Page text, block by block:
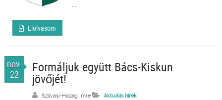
...
Elolvasom
nov.
22
Formáljuk együtt Bács-Kiskun
jövőjét!
Szilvási-Hazag Imre Aktuális hírek